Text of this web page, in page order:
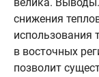
снижения
использования
в восточных
позволит